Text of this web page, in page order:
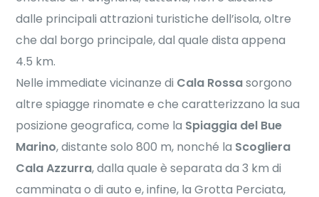
dalle principali attrazioni turistiche dell’isola, oltre
che dal borgo principale, dal quale dista appena
4.5 km.
Nelle immediate vicinanze di Cala Rossasorgono
altre spiagge rinomate e che caratterizzano la sua
posizione geografica, come la Spiaggia del Bue
Marino, distante solo 800 m, nonché la Scogliera
Cala Azzurra, dalla quale è separata da 3 km di
camminata o di auto e, infine, la Grotta Perciata,